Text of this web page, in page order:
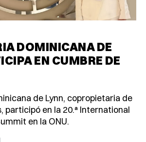
DOMINICANA DE
EN CUMBRE DE
de Lynn, copropietaria de
participó en la 20.ª International
en la ONU.